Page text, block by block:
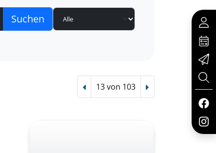
Vorheriger Treffer
13 von 103 Nächster Treffer